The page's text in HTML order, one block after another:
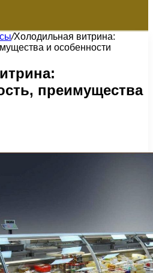
/Холодильная витрина:
и особенности
преимущества